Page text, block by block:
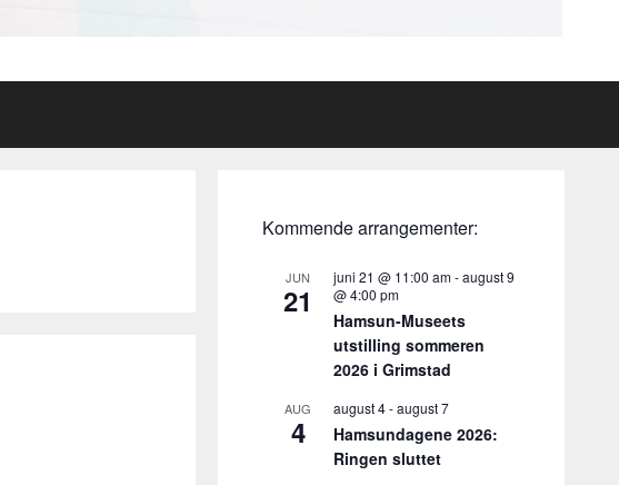
Kommende arrangementer:
JUN
21
juni 21 @ 11:00 am-august 9
@ 4:00 pm
Hamsun-Museets
utstilling sommeren
2026 i Grimstad
AUG
4
august 4-august 7
Hamsundagene 2026:
Ringen sluttet